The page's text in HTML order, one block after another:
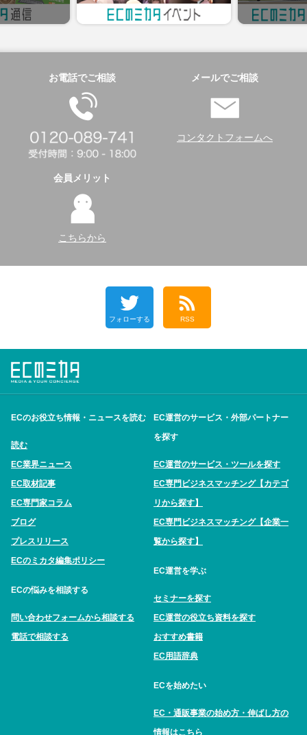
お電話でご相談 メールでご相談
コンタクトフォームへ
会員メリット
こちらから
フォローする RSS
ECのお役立ち情報・ニュースを読む
読む
EC業界ニュース
EC取材記事
EC専門家コラム
ブログ
プレスリリース
ECのミカタ編集ポリシー
ECの悩みを相談する
問い合わせフォームから相談する
電話で相談する
EC運営のサービス・外部パートナー
を探す
EC運営のサービス・ツールを探す
EC専門ビジネスマッチング【カテゴ
リから探す】
EC専門ビジネスマッチング【企業一
覧から探す】
EC運営を学ぶ
セミナーを探す
EC運営の役立ち資料を探す
おすすめ書籍
EC用語辞典
ECを始めたい
EC・通販事業の始め方・伸ばし方の
情報はこちら